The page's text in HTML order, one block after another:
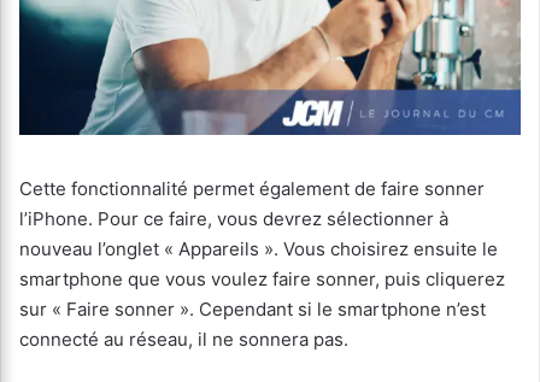
Cette fonctionnalité permet également de faire sonner
l’iPhone. Pour ce faire, vous devrez sélectionner à
nouveau l’onglet « Appareils ». Vous choisirez ensuite le
smartphone que vous voulez faire sonner, puis cliquerez
sur « Faire sonner ». Cependant si le smartphone n’est
connecté au réseau, il ne sonnera pas.